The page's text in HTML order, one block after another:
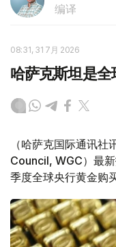
编译
08:31, 31 7月 2026
哈萨克斯坦是
（哈萨克国际通讯
Council, WGC）最
季度全球央行黄金购